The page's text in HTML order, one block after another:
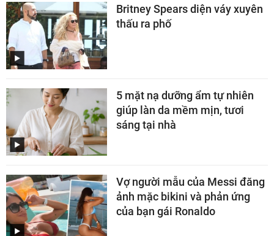
Britney Spears diện váy xuyên
thấu ra phố
5 mặt nạ dưỡng ẩm tự nhiên
giúp làn da mềm mịn, tươi
sáng tại nhà
Vợ người mẫu của Messi đăng
ảnh mặc bikini và phản ứng
của bạn gái Ronaldo